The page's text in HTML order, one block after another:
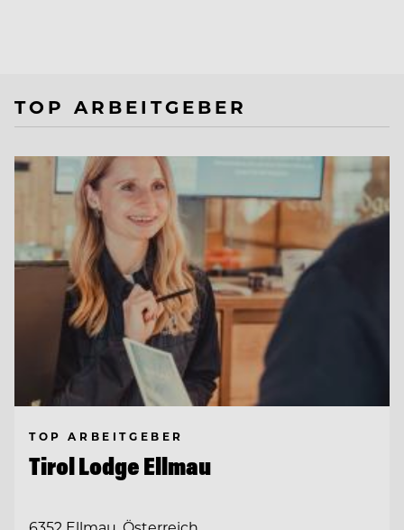
TOP ARBEITGEBER
TOP ARBEITGEBER
Tirol Lodge Ellmau